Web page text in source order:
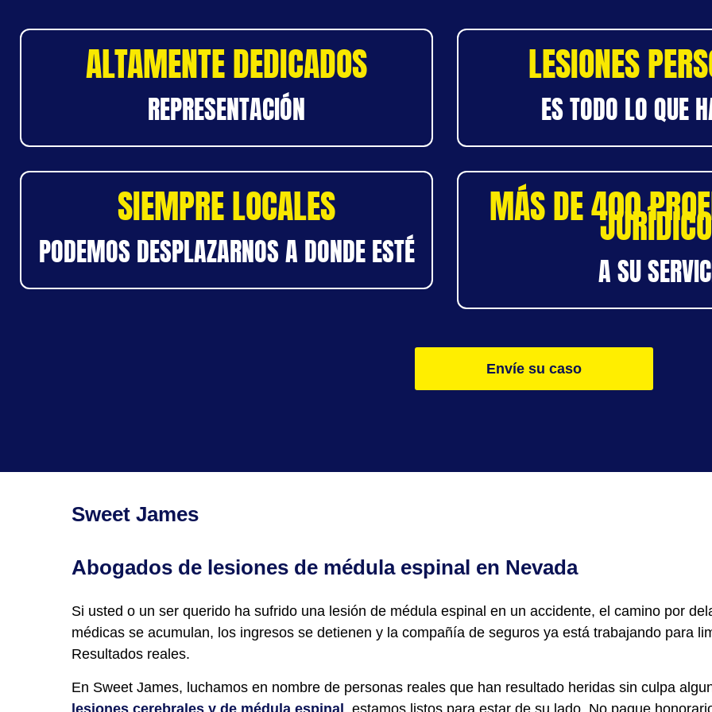
ALTAMENTE DEDICADOS
REPRESENTACIÓN
LESIONES
ES TODO LO QUE
SIEMPRE LOCALES
PODEMOS DESPLAZARNOS A DONDE ESTÉ
MÁS DE 400
A SU
Envíe su caso
Sweet James
Abogados de lesiones de médula espinal en Nevada
Si usted o un ser querido ha sufrido una lesión de médula espinal en un accidente, el camino por
médicas se acumulan, los ingresos se detienen y la compañía de seguros ya está trabajando para
Resultados reales.
En Sweet James, luchamos en nombre de personas reales que han resultado heridas sin culpa
lesiones cerebrales y de médula espinal , estamos listos para estar de su lado. No pague